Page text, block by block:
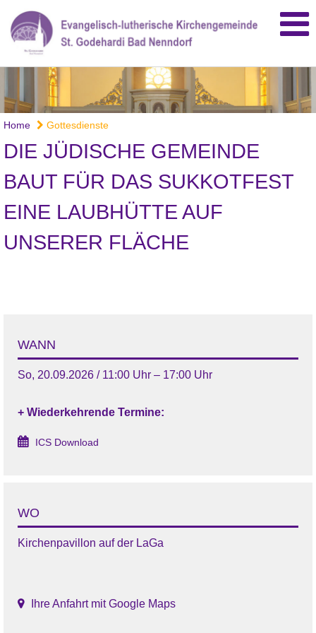
Home Gottesdienste
DIE JÜDISCHE GEMEINDE
BAUT FÜR DAS SUKKOTFEST
EINE LAUBHÜTTE AUF
UNSERER FLÄCHE
WANN
So, 20.09.2026 / 11:00 Uhr – 17:00 Uhr
+ Wiederkehrende Termine:
ICS Download
WO
Kirchenpavillon auf der LaGa
Ihre Anfahrt mit Google Maps